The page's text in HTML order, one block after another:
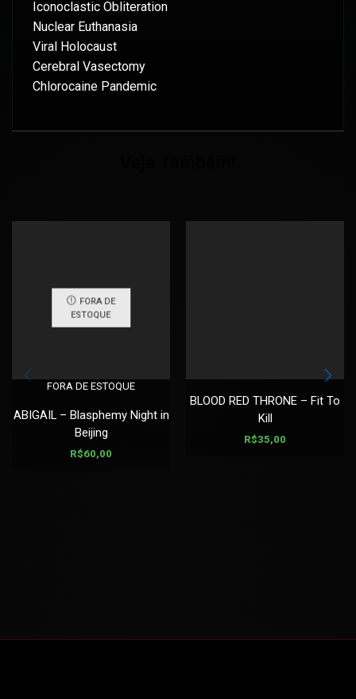
Iconoclastic Obliteration
Nuclear Euthanasia
Viral Holocaust
Cerebral Vasectomy
Chlorocaine Pandemic
FORA DE
ESTOQUE
FORA DE ESTOQUE
ABIGAIL – Blasphemy Night in
Beijing
R$60,00
BLOOD RED THRONE – Fit To
Kill
R$35,00